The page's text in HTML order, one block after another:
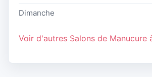
Dimanche
Voir d'autres Salons de Manucure